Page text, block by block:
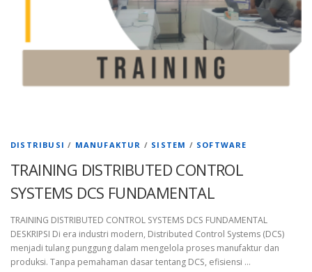
DISTRIBUSI / MANUFAKTUR / SISTEM / SOFTWARE
TRAINING DISTRIBUTED CONTROL
SYSTEMS DCS FUNDAMENTAL
TRAINING DISTRIBUTED CONTROL SYSTEMS DCS FUNDAMENTAL
DESKRIPSI Di era industri modern, Distributed Control Systems (DCS)
menjadi tulang punggung dalam mengelola proses manufaktur dan
produksi. Tanpa pemahaman dasar tentang DCS, efisiensi …